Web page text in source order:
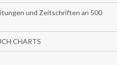
und Zeitschriften an 500
CHARTS